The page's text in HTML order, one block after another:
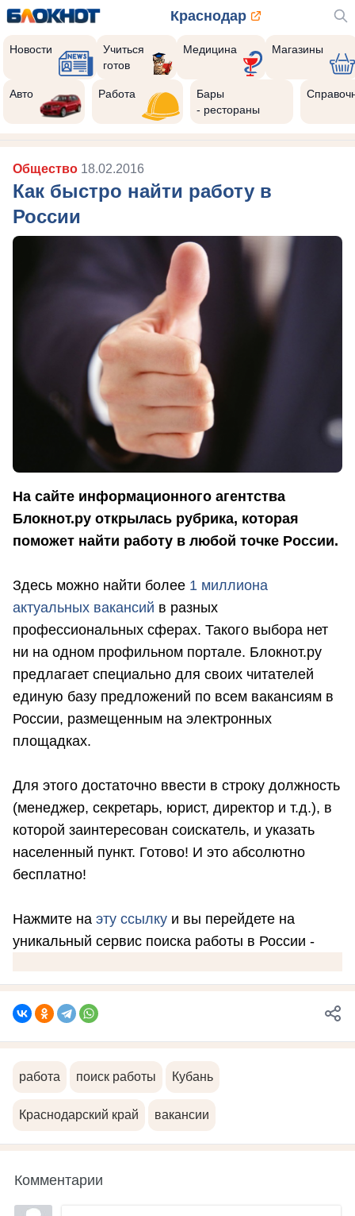
Краснодар
Новости
Учиться
готов
Медицина Магазины
Авто Работа
Бары
- рестораны
Общество 18.02.2016
Как быстро найти работу в
России
На сайте информационного агентства
Блокнот.ру открылась рубрика, которая
поможет найти работу в любой точке России.
Здесь можно найти более 1 миллиона
актуальных вакансий в разных
профессиональных сферах. Такого выбора нет
ни на одном профильном портале. Блокнот.ру
предлагает специально для своих читателей
единую базу предложений по всем вакансиям в
России, размещенным на электронных
площадках.
Для этого достаточно ввести в строку должность
(менеджер, секретарь, юрист, директор и т.д.), в
которой заинтересован соискатель, и указать
населенный пункт. Готово! И это абсолютно
бесплатно!
Нажмите на эту ссылку и вы перейдете на
уникальный сервис поиска работы в России -
работа поиск работы Кубань
Краснодарский край вакансии
Комментарии